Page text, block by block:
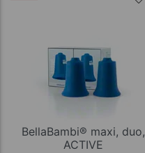
BellaBambi® maxi, duo,
ACTIVE